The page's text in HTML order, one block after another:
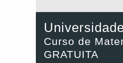
Curso de
GRATUITA